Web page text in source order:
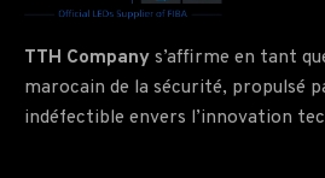
TTH Company s’affirme en tant
marocain de la sécurité, propulsé
indéfectible envers l’innovation